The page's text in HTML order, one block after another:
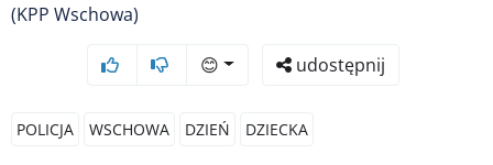
(KPP Wschowa)
😊 udostępnij
POLICJA WSCHOWA DZIEŃ DZIECKA